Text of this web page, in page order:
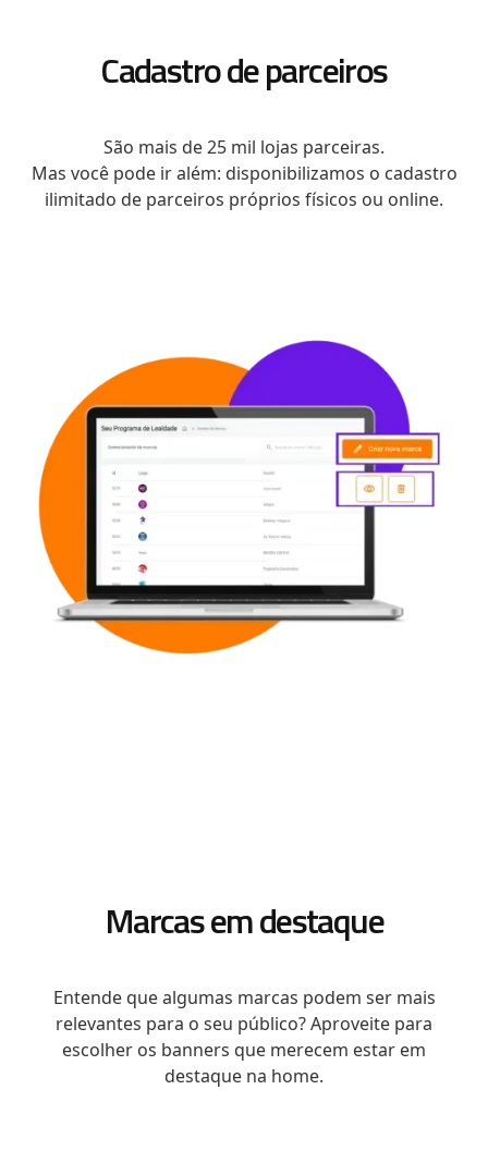
Cadastro de parceiros
São mais de 25 mil lojas parceiras.
Mas você pode ir além: disponibilizamos o cadastro
ilimitado de parceiros próprios físicos ou online.
Marcas em destaque
Entende que algumas marcas podem ser mais
relevantes para o seu público? Aproveite para
escolher os banners que merecem estar em
destaque na home.